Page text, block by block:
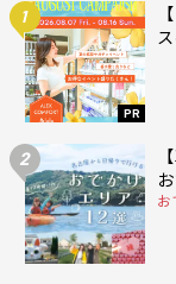
1
PR
2
お